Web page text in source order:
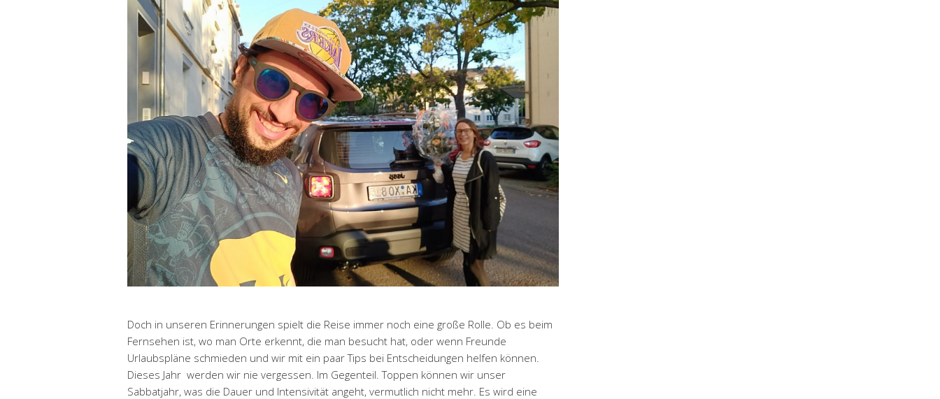
Doch in unseren Erinnerungen spielt die Reise immer noch eine große Rolle. Ob es beim
Fernsehen ist, wo man Orte erkennt, die man besucht hat, oder wenn Freunde
Urlaubspläne schmieden und wir mit ein paar Tips bei Entscheidungen helfen können.
Dieses Jahr werden wir nie vergessen. Im Gegenteil. Toppen können wir unser
Sabbatjahr, was die Dauer und Intensivität angeht, vermutlich nicht mehr. Es wird eine